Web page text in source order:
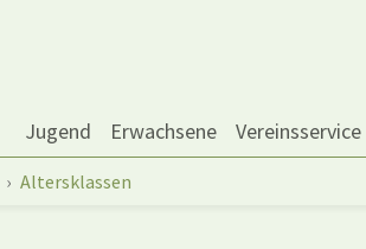
Jugend Erwachsene Vereinsservice
Altersklassen